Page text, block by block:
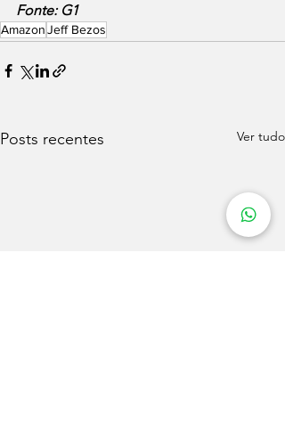
Fonte: G1
AmazonJeff Bezos
Posts recentes Ver tudo